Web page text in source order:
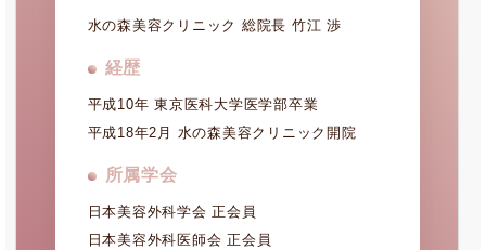
水の森美容クリニック 総院長 竹江 渉
経歴
平成10年 東京医科大学医学部卒業
平成18年2月 水の森美容クリニック開院
所属学会
日本美容外科学会 正会員
日本美容外科医師会 正会員